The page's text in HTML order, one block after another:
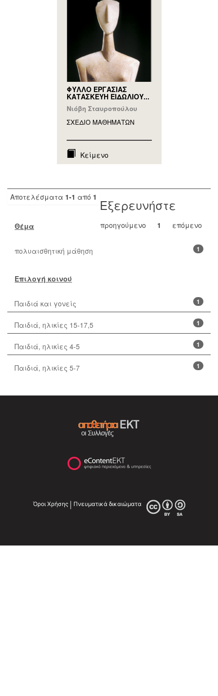
ΦΥΛΛΟ ΕΡΓΑΣΙΑΣ
ΚΑΤΑΣΚΕΥΗ ΕΙΔΩΛΙΟΥ...
Νιόβη Σταυροπούλου
ΣΧΕΔΙΟ ΜΑΘΗΜAΤΩΝ
Κείμενο
Αποτελέσματα 1-1 από 1
προηγούμενο 1 επόμενο
Εξερευνήστε
Θέμα
1
πολυαισθητική μάθηση
Επιλογή κοινού
1
Παιδιά και γονείς
1
Παιδιά, ηλικίες 15-17,5
1
Παιδιά, ηλικίες 4-5
1
Παιδιά, ηλικίες 5-7